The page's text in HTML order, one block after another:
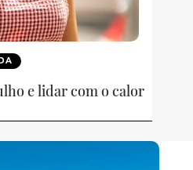
e lidar com o calor